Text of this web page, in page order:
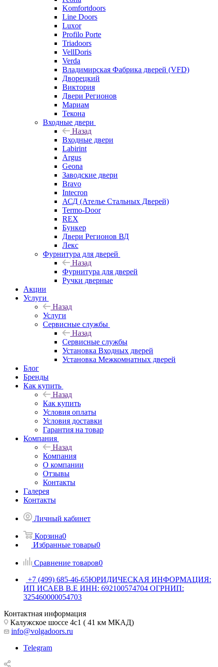
Komfortdoors
Line Doors
Luxor
Profilo Porte
Triadoors
VellDoris
Verda
Владимирская Фабрика дверей (VFD)
Дворецкий
Виктория
Двери Регионов
Мариам
Текона
Входные двери
Назад
Входные двери
Labirint
Argus
Geona
Заводские двери
Bravo
Intecron
АСД (Ателье Стальных Дверей)
Termo-Door
REX
Бункер
Двери Регионов ВД
Лекс
Фурнитура для дверей
Назад
Фурнитура для дверей
Ручки дверные
Акции
Услуги
Назад
Услуги
Сервисные службы
Назад
Сервисные службы
Установка Входных дверей
Установка Межкомнатных дверей
Блог
Бренды
Как купить
Назад
Как купить
Условия оплаты
Условия доставки
Гарантия на товар
Компания
Назад
Компания
О компании
Отзывы
Контакты
Галерея
Контакты
Личный кабинет
Корзина0
Избранные товары0
Сравнение товаров0
+7 (499) 685-46-65ЮРИДИЧЕСКАЯ ИНФОРМАЦИЯ:
ИП ИСАЕВ В.Е ИНН: 692100574704 ОГРНИП:
325460000054703
Контактная информация
Калужское шоссе 4с1 ( 41 км МКАД)
info@volgadoors.ru
Telegram